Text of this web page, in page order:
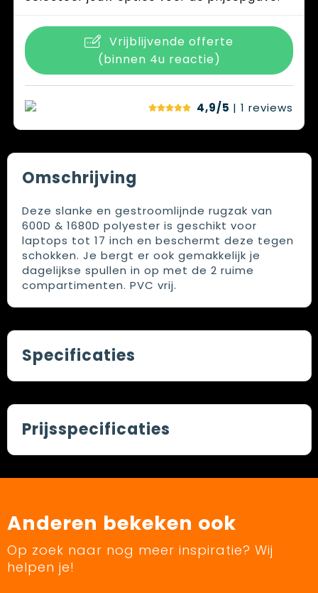
Vrijblijvende offerte
(binnen 4u reactie)
4,9/5 | 1 reviews
Omschrijving
Deze slanke en gestroomlijnde rugzak van
600D & 1680D polyester is geschikt voor
laptops tot 17 inch en beschermt deze tegen
schokken. Je bergt er ook gemakkelijk je
dagelijkse spullen in op met de 2 ruime
compartimenten. PVC vrij.
Specificaties
Prijsspecificaties
Anderen bekeken ook
Op zoek naar nog meer inspiratie? Wij
helpen je!